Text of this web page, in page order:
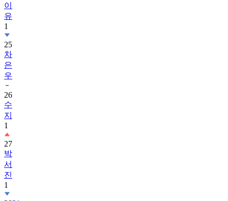
이
유
1
25
차
은
우
26
수
지
1
27
박
서
진
1